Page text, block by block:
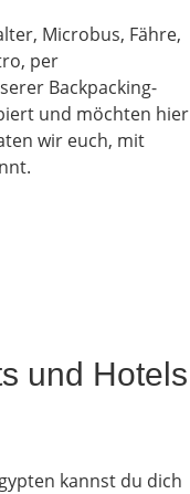
Microbus, Fähre,
per
Backpacking-
und möchten hier
wir euch, mit
und Hotels
kannst du dich